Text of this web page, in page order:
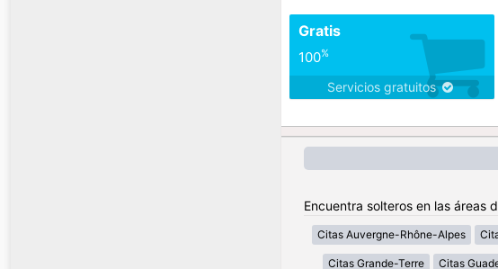
Gratis
100%
Servicios gratuitos
Encuentra solteros en las áreas
Citas Auvergne-Rhône-Alpes
Citas Grande-Terre Citas